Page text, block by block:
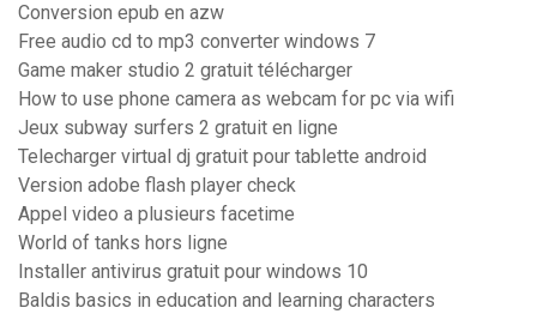
Conversion epub en azw
Free audio cd to mp3 converter windows 7
Game maker studio 2 gratuit télécharger
How to use phone camera as webcam for pc via wifi
Jeux subway surfers 2 gratuit en ligne
Telecharger virtual dj gratuit pour tablette android
Version adobe flash player check
Appel video a plusieurs facetime
World of tanks hors ligne
Installer antivirus gratuit pour windows 10
Baldis basics in education and learning characters